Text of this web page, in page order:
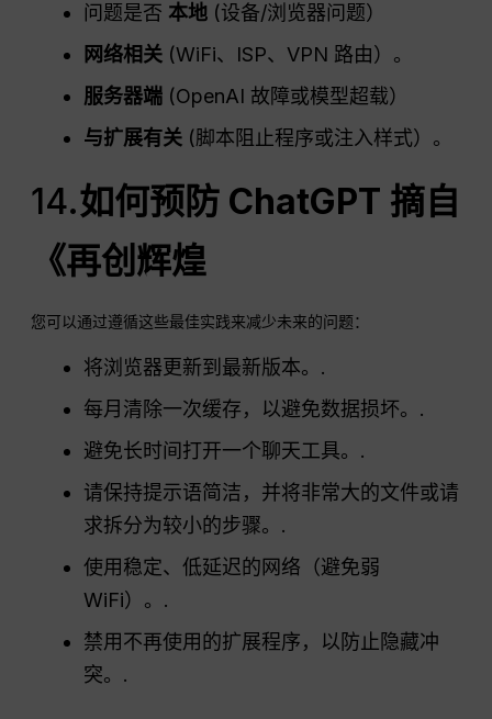
问题是否 本地 (设备/浏览器问题）
网络相关 (WiFi、ISP、VPN 路由）。
服务器端 (OpenAI 故障或模型超载）
与扩展有关 (脚本阻止程序或注入样式）。
14.如何预防 ChatGPT 摘自
《再创辉煌
您可以通过遵循这些最佳实践来减少未来的问题：
将浏览器更新到最新版本。.
每月清除一次缓存，以避免数据损坏。.
避免长时间打开一个聊天工具。.
请保持提示语简洁，并将非常大的文件或请
求拆分为较小的步骤。.
使用稳定、低延迟的网络（避免弱
WiFi）。.
禁用不再使用的扩展程序，以防止隐藏冲
突。.